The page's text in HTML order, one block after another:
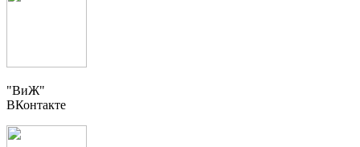
"ВиЖ"
ВКонтакте